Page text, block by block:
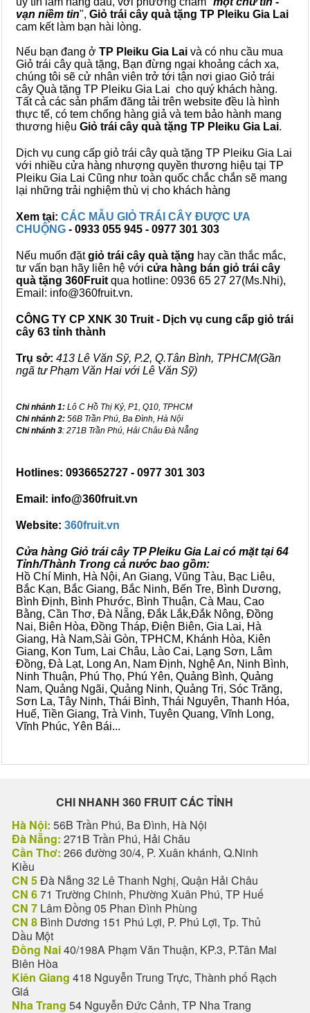
vạn niềm tin", Giỏ trái cây quà tặng TP Pleiku Gia Lai
cam kết làm bạn hài lòng.
Nếu bạn đang ở TP Pleiku Gia Lai và có nhu cầu mua
Giỏ trái cây quà tặng, Bạn đừng ngại khoảng cách xa,
chúng tôi sẽ cử nhân viên trở tới tận nơi giao Giỏ trái
cây Quà tặng TP Pleiku Gia Lai cho quý khách hàng.
Tất cả các sản phẩm đăng tải trên website đều là hình
thực tế, có tem chống hàng giả và tem bảo hành mang
thương hiệu Giỏ trái cây quà tặng TP Pleiku Gia Lai.
Dịch vụ cung cấp giỏ trái cây quà tặng TP Pleiku Gia Lai
với nhiều cửa hàng nhượng quyền thương hiệu tại TP
Pleiku Gia Lai Cũng như toàn quốc chắc chắn sẽ mang
lại những trải nghiệm thù vị cho khách hàng
Xem tại: CÁC MẪU GIỎ TRÁI CÂY ĐƯỢC ƯA
CHUỘNG - 0933 055 945 - 0977 301 303
Nếu muốn đặtgiỏ trái cây quà tặng hay cần thắc mắc,
tư vấn bạn hãy liên hệ với cửa hàng bán giỏ trái cây
quà tặng 360Fruit qua hotline: 0936 65 27 27(Ms.Nhi),
Email: info@360fruit.vn.
CÔNG TY CP XNK 30 Truit - Dịch vụ cung cấp giỏ trái
cây 63 tỉnh thành
Trụ sở: 413 Lê Văn Sỹ, P.2, Q.Tân Bình, TPHCM(Gần
ngã tư Phạm Văn Hai với Lê Văn Sỹ)
Chi nhánh 1: Lô C Hồ Thị Kỷ, P1, Q10, TPHCM
Chi nhánh 2: 56B Trần Phú, Ba Đình, Hà Nội
Chi nhánh 3: 271B Trần Phú, Hải Châu Đà Nẵng
Hotlines: 0936652727 - 0977 301 303
Email: info@360fruit.vn
Website: 360fruit.vn
Cửa hàng Giỏ trái cây TP Pleiku Gia Lai có mặt tại 64
Tỉnh/Thành Trong cả nước bao gồm:
Hồ Chí Minh, Hà Nội, An Giang, Vũng Tàu, Bạc Liêu,
Bắc Kạn, Bắc Giang, Bắc Ninh, Bến Tre, Bình Dương,
Bình Định, Bình Phước, Bình Thuận, Cà Mau, Cao
Bằng, Cần Thơ, Đà Nẵng, Đắk Lắk,Đắk Nông, Đồng
Nai, Biên Hòa, Đồng Tháp, Điện Biên, Gia Lai, Hà
Giang, Hà Nam,Sài Gòn, TPHCM, Khánh Hòa, Kiên
Giang, Kon Tum, Lai Châu, Lào Cai, Lạng Sơn, Lâm
Đồng, Đà Lạt, Long An, Nam Định, Nghệ An, Ninh Bình,
Ninh Thuận, Phú Thọ, Phú Yên, Quảng Bình, Quảng
Nam, Quảng Ngãi, Quảng Ninh, Quảng Trị, Sóc Trăng,
Sơn La, Tây Ninh, Thái Bình, Thái Nguyên, Thanh Hóa,
Huế, Tiền Giang, Trà Vinh, Tuyên Quang, Vĩnh Long,
Vĩnh Phúc, Yên Bái...
CHI NHANH 360 FRUIT CÁC TỈNH
Hà Nội: 56B Trần Phú, Ba Đình, Hà Nội
Đà Nẵng: 271B Trần Phú, Hải Châu
Cần Thơ: 266 đường 30/4, P. Xuân khánh, Q.Ninh
Kiều
CN 5Đà Nẵng 32 Lê Thanh Nghị, Quận Hải Châu
CN 671 Trường Chinh, Phường Xuân Phú, TP Huế
CN 7 Lâm Đồng 05 Phan Đình Phùng
CN 8 Bình Dương 151 Phú Lợi, P. Phú Lợi, Tp. Thủ
Dầu Một
Đồng Nai40/198A Phạm Văn Thuận, KP.3, P.Tân Mai
Biên Hòa
Kiên Giang 418 Nguyễn Trung Trực, Thành phố Rạch
Giá
Nha Trang 54 Nguyễn Đức Cảnh, TP Nha Trang